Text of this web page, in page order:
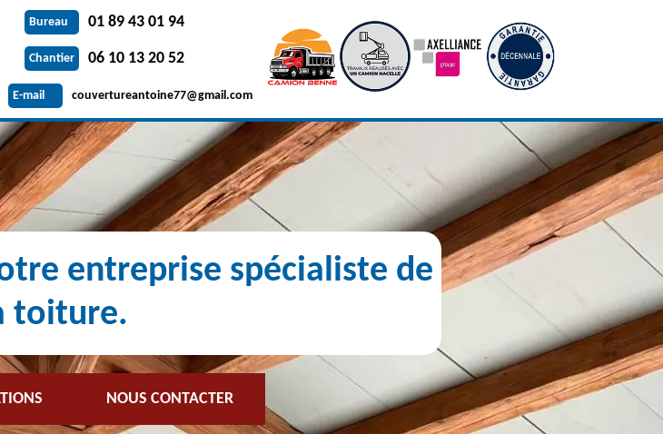
Bureau 01 89 43 01 94
Chantier 06 10 13 20 52
E-mail couvertureantoine77@gmail.com
entreprise spécialiste de
toiture.
NOUS CONTACTER